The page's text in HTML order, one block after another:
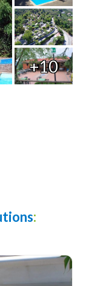
+10
: